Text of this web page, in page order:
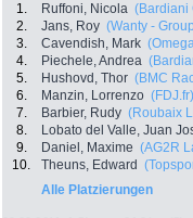
1. Ruffoni, Nicola (Bardiani
2.
Jans, Roy (Wanty -
3.
Cavendish, Mark
4.
Piechele, Andrea
5.
Hushovd, Thor (BMC
6.
Manzin, Lorrenzo (FDJ.fr)
7.
Barbier, Rudy (Roubaix
8.
Lobato del Valle, Juan
9.
Daniel, Maxime (AG2R
10.
Theuns, Edward
Alle Platzierungen